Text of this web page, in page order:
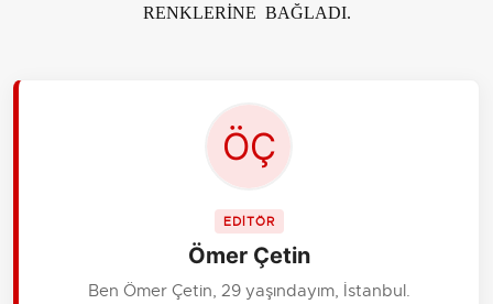
RENKLERİNE BAĞLADI.
EDİTÖR
Ömer Çetin
Ben Ömer Çetin, 29 yaşındayım, İstanbul.